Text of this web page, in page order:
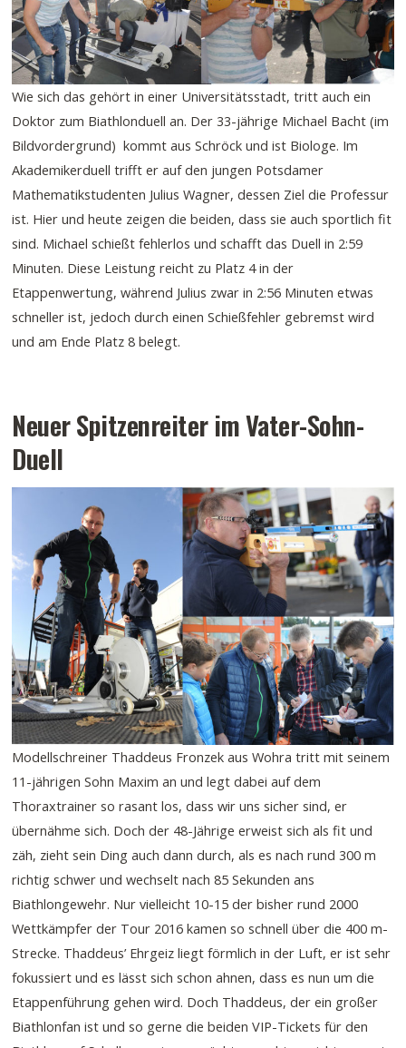
Wie sich das gehört in einer Universitätsstadt, tritt auch ein
Doktor zum Biathlonduell an. Der 33-jährige Michael Bacht (im
Bildvordergrund) kommt aus Schröck und ist Biologe. Im
Akademikerduell trifft er auf den jungen Potsdamer
Mathematikstudenten Julius Wagner, dessen Ziel die Professur
ist. Hier und heute zeigen die beiden, dass sie auch sportlich fit
sind. Michael schießt fehlerlos und schafft das Duell in 2:59
Minuten. Diese Leistung reicht zu Platz 4 in der
Etappenwertung, während Julius zwar in 2:56 Minuten etwas
schneller ist, jedoch durch einen Schießfehler gebremst wird
und am Ende Platz 8 belegt.
Neuer Spitzenreiter im Vater-Sohn-
Duell
Modellschreiner Thaddeus Fronzek aus Wohra tritt mit seinem
11-jährigen Sohn Maxim an und legt dabei auf dem
Thoraxtrainer so rasant los, dass wir uns sicher sind, er
übernähme sich. Doch der 48-Jährige erweist sich als fit und
zäh, zieht sein Ding auch dann durch, als es nach rund 300 m
richtig schwer und wechselt nach 85 Sekunden ans
Biathlongewehr. Nur vielleicht 10-15 der bisher rund 2000
Wettkämpfer der Tour 2016 kamen so schnell über die 400 m-
Strecke. Thaddeus’ Ehrgeiz liegt förmlich in der Luft, er ist sehr
fokussiert und es lässt sich schon ahnen, dass es nun um die
Etappenführung gehen wird. Doch Thaddeus, der ein großer
Biathlonfan ist und so gerne die beiden VIP-Tickets für den